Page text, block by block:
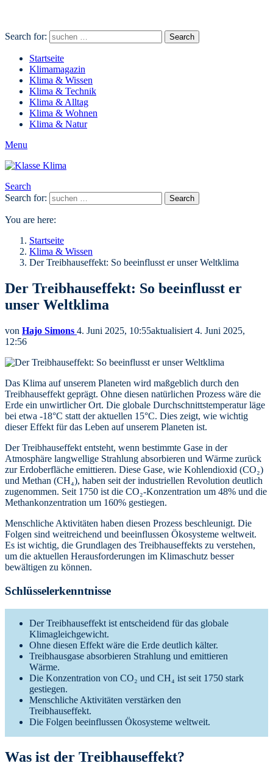
Search for: Search
Startseite
Klimamagazin
Klima & Wissen
Klima & Technik
Klima & Alltag
Klima & Wohnen
Klima & Natur
Menu
Search
Search for:
Search
You are here:
Startseite
Klima & Wissen
Der Treibhauseffekt: So beeinflusst er unser Weltklima
Der Treibhauseffekt: So beeinflusst er
unser Weltklima
von Hajo Simons 4. Juni 2025, 10:55aktualisiert 4. Juni 2025,
12:56
Das Klima auf unserem Planeten wird maßgeblich durch den
Treibhauseffekt geprägt. Ohne diesen natürlichen Prozess wäre die
Erde ein unwirtlicher Ort. Die globale Durchschnittstemperatur läge
bei etwa -18°C statt der aktuellen 15°C. Dies zeigt, wie wichtig
dieser Effekt für das Leben auf unserem Planeten ist.
Der Treibhauseffekt entsteht, wenn bestimmte Gase in der
Atmosphäre langwellige Strahlung absorbieren und Wärme zurück
zur Erdoberfläche emittieren. Diese Gase, wie Kohlendioxid (CO₂)
und Methan (CH₄), haben seit der industriellen Revolution deutlich
zugenommen. Seit 1750 ist die CO₂-Konzentration um 48% und die
Methankonzentration um 160% gestiegen.
Menschliche Aktivitäten haben diesen Prozess beschleunigt. Die
Folgen sind weitreichend und beeinflussen Ökosysteme weltweit.
Es ist wichtig, die Grundlagen des Treibhauseffekts zu verstehen,
um die aktuellen Herausforderungen im Klimaschutz besser
bewältigen zu können.
Schlüsselerkenntnisse
Der Treibhauseffekt ist entscheidend für das globale
Klimagleichgewicht.
Ohne diesen Effekt wäre die Erde deutlich kälter.
Treibhausgase absorbieren Strahlung und emittieren
Wärme.
Die Konzentration von CO₂ und CH₄ ist seit 1750 stark
gestiegen.
Menschliche Aktivitäten verstärken den
Treibhauseffekt.
Die Folgen beeinflussen Ökosysteme weltweit.
Was ist der Treibhauseffekt?